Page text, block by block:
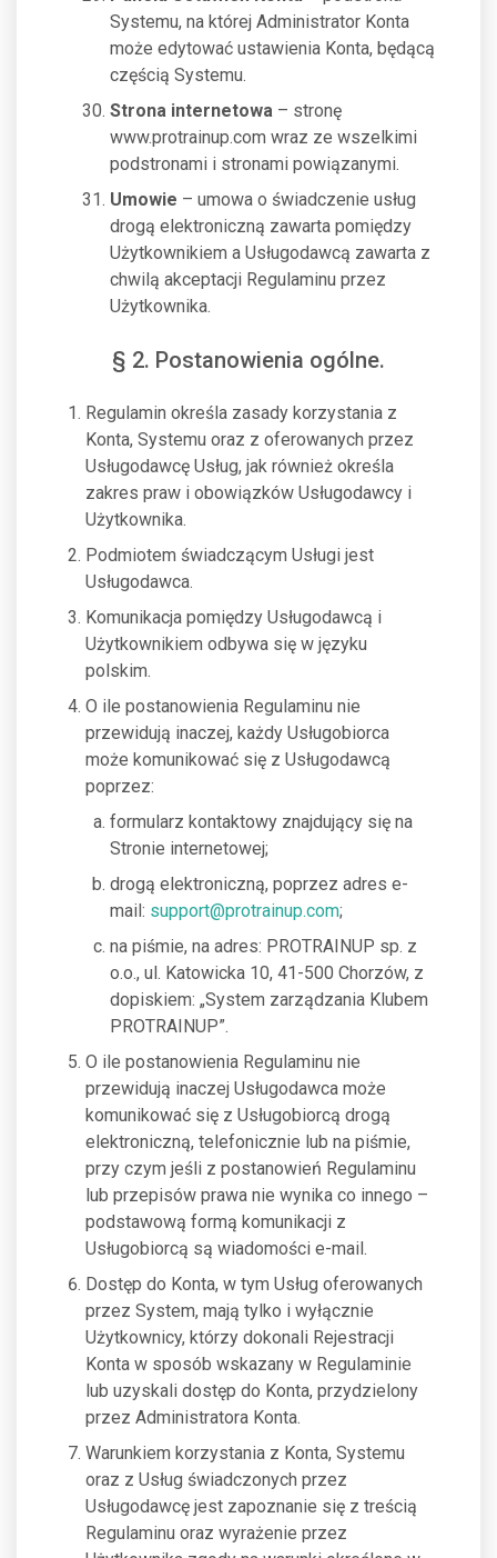
Systemu, na której Administrator Konta
może edytować ustawienia Konta, będącą
częścią Systemu.
Strona internetowa – stronę
www.protrainup.com wraz ze wszelkimi
podstronami i stronami powiązanymi.
Umowie – umowa o świadczenie usług
drogą elektroniczną zawarta pomiędzy
Użytkownikiem a Usługodawcą zawarta z
chwilą akceptacji Regulaminu przez
Użytkownika.
§ 2. Postanowienia ogólne.
Regulamin określa zasady korzystania z
Konta, Systemu oraz z oferowanych przez
Usługodawcę Usług, jak również określa
zakres praw i obowiązków Usługodawcy i
Użytkownika.
Podmiotem świadczącym Usługi jest
Usługodawca.
Komunikacja pomiędzy Usługodawcą i
Użytkownikiem odbywa się w języku
polskim.
O ile postanowienia Regulaminu nie
przewidują inaczej, każdy Usługobiorca
może komunikować się z Usługodawcą
poprzez:
formularz kontaktowy znajdujący się na
Stronie internetowej;
drogą elektroniczną, poprzez adres e-
mail: support@protrainup.com;
na piśmie, na adres: PROTRAINUP sp. z
o.o., ul. Katowicka 10, 41-500 Chorzów, z
dopiskiem: „System zarządzania Klubem
PROTRAINUP”.
O ile postanowienia Regulaminu nie
przewidują inaczej Usługodawca może
komunikować się z Usługobiorcą drogą
elektroniczną, telefonicznie lub na piśmie,
przy czym jeśli z postanowień Regulaminu
lub przepisów prawa nie wynika co innego –
podstawową formą komunikacji z
Usługobiorcą są wiadomości e-mail.
Dostęp do Konta, w tym Usług oferowanych
przez System, mają tylko i wyłącznie
Użytkownicy, którzy dokonali Rejestracji
Konta w sposób wskazany w Regulaminie
lub uzyskali dostęp do Konta, przydzielony
przez Administratora Konta.
Warunkiem korzystania z Konta, Systemu
oraz z Usług świadczonych przez
Usługodawcę jest zapoznanie się z treścią
Regulaminu oraz wyrażenie przez